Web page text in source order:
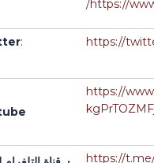
https://
https://
:
https://
https://